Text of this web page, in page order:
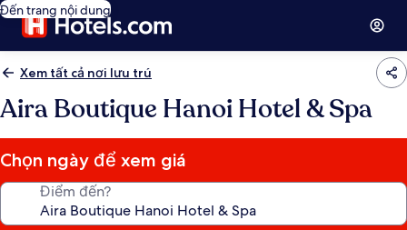
Đến trang nội dung
Xem tất cả nơi lưu trú
Aira Boutique Hanoi Hotel & Spa
Chọn ngày để xem giá
Điểm đến?